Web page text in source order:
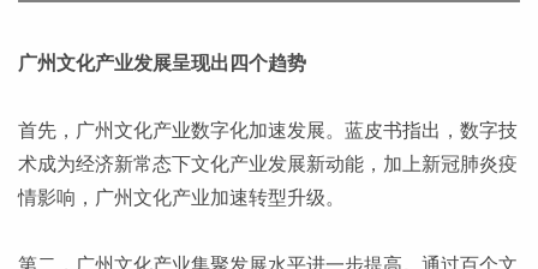
广州文化产业发展呈现出四个趋势
首先，广州文化产业数字化加速发展。蓝皮书指出，数字技
术成为经济新常态下文化产业发展新动能，加上新冠肺炎疫
情影响，广州文化产业加速转型升级。
第二，广州文化产业集聚发展水平进一步提高。通过百个文